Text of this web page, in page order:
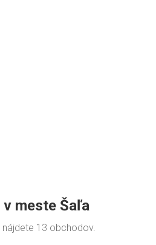
v meste Šaľa
nájdete 13 obchodov.